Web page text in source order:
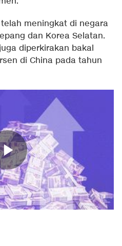
meningkat di negara
dan Korea Selatan.
diperkirakan bakal
di China pada tahun